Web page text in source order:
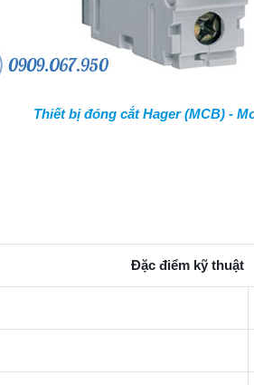
Thiết bị đóng cắt Hager (MCB) -
Đặc điểm kỹ thuật